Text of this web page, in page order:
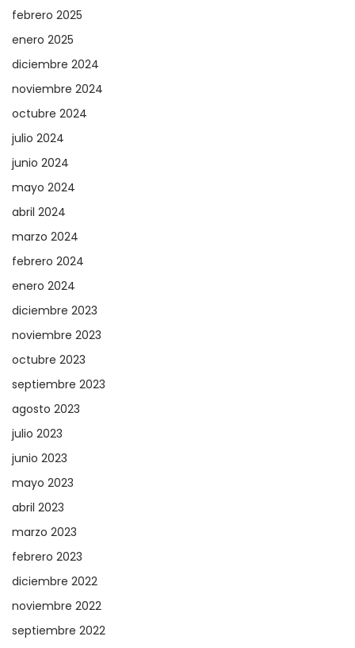
febrero 2025
enero 2025
diciembre 2024
noviembre 2024
octubre 2024
julio 2024
junio 2024
mayo 2024
abril 2024
marzo 2024
febrero 2024
enero 2024
diciembre 2023
noviembre 2023
octubre 2023
septiembre 2023
agosto 2023
julio 2023
junio 2023
mayo 2023
abril 2023
marzo 2023
febrero 2023
diciembre 2022
noviembre 2022
septiembre 2022